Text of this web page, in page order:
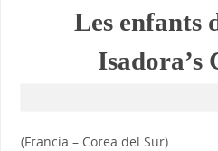
Les enfants
Isadora’s
(Francia – Corea del Sur)